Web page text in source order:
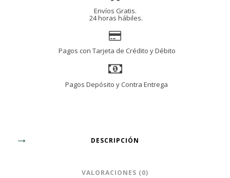
Envíos Gratis.
24 horas hábiles.
Pagos con Tarjeta de Crédito y Débito
Pagos Depósito y Contra Entrega
DESCRIPCIÓN
VALORACIONES (0)